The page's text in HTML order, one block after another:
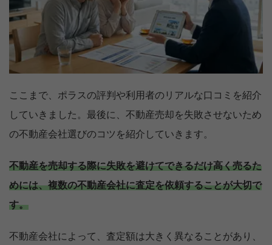
ここまで、ポラスの評判や利用者のリアルな口コミを紹介
していきました。最後に、不動産売却を失敗させないため
の不動産会社選びのコツを紹介していきます。
不動産を売却する際に失敗を避けてできるだけ高く売るた
めには、複数の不動産会社に査定を依頼することが大切で
す。
不動産会社によって、査定額は大きく異なることがあり、